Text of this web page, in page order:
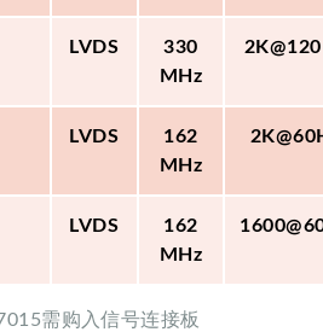
LVDS
330
MHz
LVDS
162
MHz
LVDS
162
MHz
需购入信号连接板